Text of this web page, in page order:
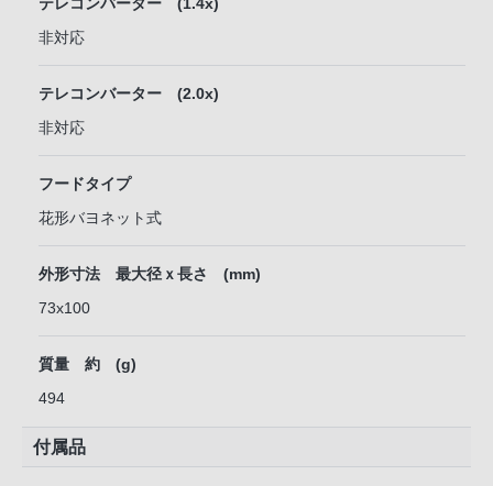
テレコンバーター (1.4x)
非対応
テレコンバーター (2.0x)
非対応
フードタイプ
花形バヨネット式
外形寸法 最大径ｘ長さ (mm)
73x100
質量 約 (g)
494
付属品